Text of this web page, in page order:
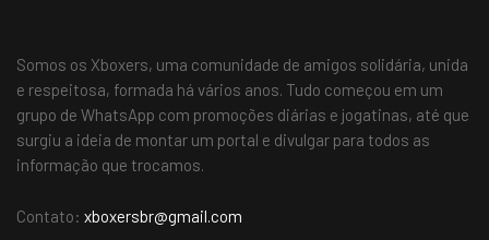
Somos os Xboxers, uma comunidade de amigos solidária, unida
e respeitosa, formada há vários anos. Tudo começou em um
grupo de WhatsApp com promoções diárias e jogatinas, até que
surgiu a ideia de montar um portal e divulgar para todos as
informação que trocamos.
Contato: xboxersbr@gmail.com